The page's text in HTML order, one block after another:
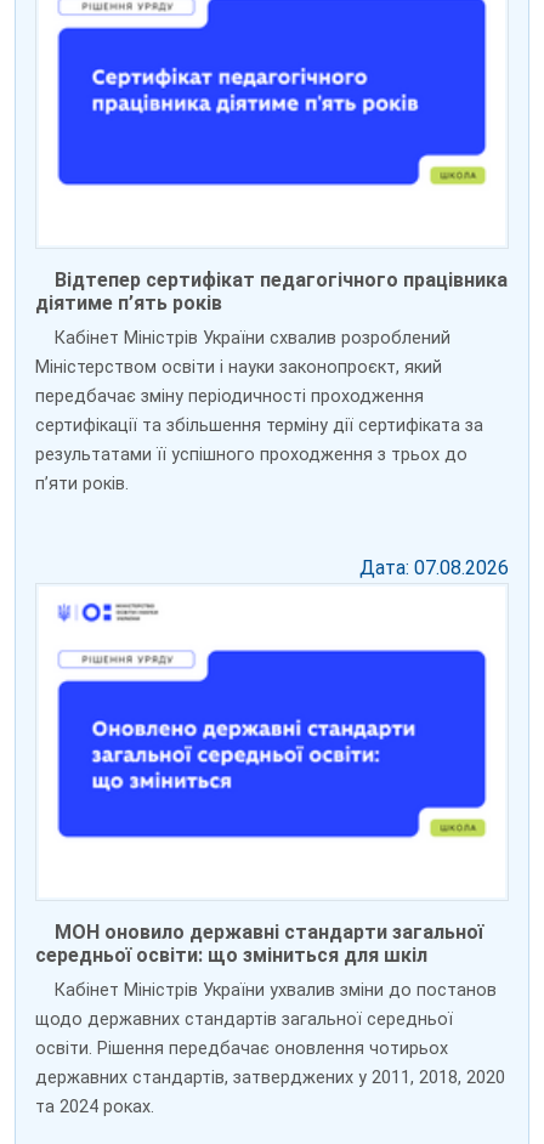
Відтепер сертифікат педагогічного працівника
діятиме п’ять років
Кабінет Міністрів України схвалив розроблений
Міністерством освіти і науки законопроєкт, який
передбачає зміну періодичності проходження
сертифікації та збільшення терміну дії сертифіката за
результатами її успішного проходження з трьох до
пʼяти років.
Дата: 07.08.2026
МОН оновило державні стандарти загальної
середньої освіти: що зміниться для шкіл
Кабінет Міністрів України ухвалив зміни до постанов
щодо державних стандартів загальної середньої
освіти. Рішення передбачає оновлення чотирьох
державних стандартів, затверджених у 2011, 2018, 2020
та 2024 роках.